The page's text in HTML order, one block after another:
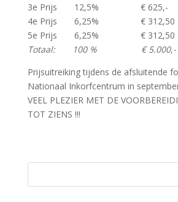
3e Prijs 12,5% €
4e Prijs 6,25% €
5e Prijs 6,25% € 312,50
Totaal: 100 % €
Prijsuitreiking tijdens de afsluitende
Nationaal Inkorfcentrum in
VEEL PLEZIER MET DE
TOT ZIENS !!!